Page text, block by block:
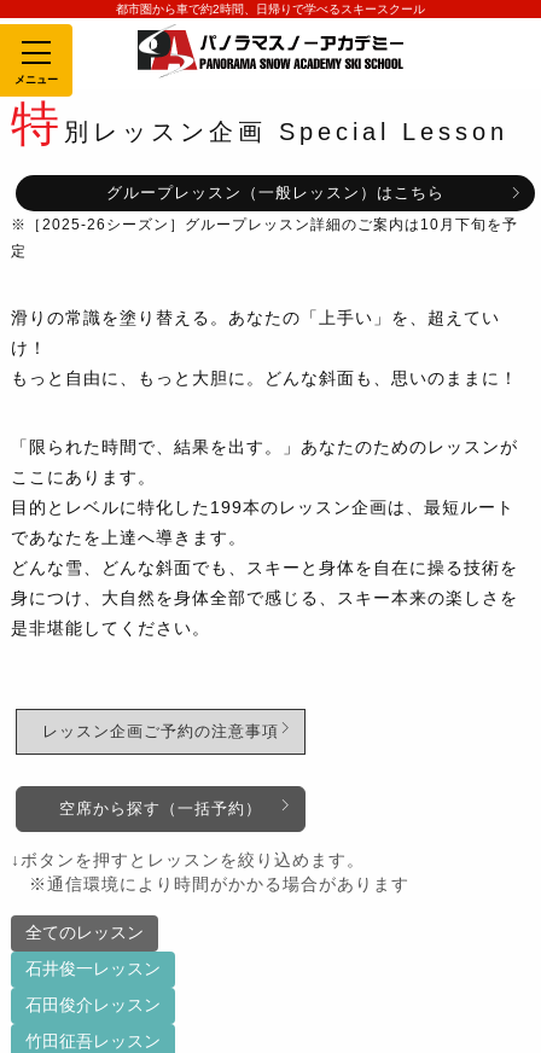
都市圏から車で約2時間、日帰りで学べるスキースクール
MENU
特 別レッスン企画 Special Lesson
グループレッスン（一般レッスン）はこちら
※［2025-26シーズン］グループレッスン詳細のご案内は10月下旬を予
定
滑りの常識を塗り替える。あなたの「上手い」を、超えてい
け！
もっと自由に、もっと大胆に。どんな斜面も、思いのままに！
「限られた時間で、結果を出す。」あなたのためのレッスンが
ここにあります。
目的とレベルに特化した199本のレッスン企画は、最短ルート
であなたを上達へ導きます。
どんな雪、どんな斜面でも、スキーと身体を自在に操る技術を
身につけ、大自然を身体全部で感じる、スキー本来の楽しさを
是非堪能してください。
レッスン企画ご予約の注意事項
空席から探す（一括予約）
↓ボタンを押すとレッスンを絞り込めます。
※通信環境により時間がかかる場合があります
全てのレッスン
石井俊一レッスン
石田俊介レッスン
竹田征吾レッスン